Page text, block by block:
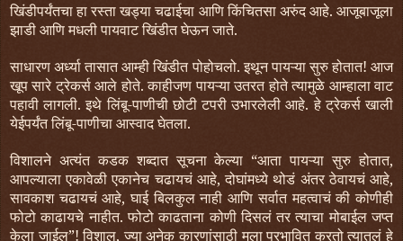
खिंडीपर्यंतचा हा रस्ता खड्या चढाईचा आणि किंचितसा अरुंद आहे. आजूबाजूला
झाडी आणि मधली पायवाट खिंडीत घेऊन जाते.
साधारण अर्ध्या तासात आम्ही खिंडीत पोहोचलो. इथून पायऱ्या सुरु होतात! आज
खूप सारे ट्रेकर्स आले होते. काहीजण पायऱ्या उतरत होते त्यामुळे आम्हाला वाट
पहावी लागली. इथे लिंबू-पाणीची छोटी टपरी उभारलेली आहे. हे ट्रेकर्स खाली
येईपर्यंत लिंबू-पाणीचा आस्वाद घेतला.
विशालने अत्यंत कडक शब्दात सूचना केल्या “आता पायऱ्या सुरु होतात,
आपल्याला एकावेळी एकानेच चढायचं आहे, दोघांमध्ये थोडं अंतर ठेवायचं आहे,
सावकाश चढायचं आहे, घाई बिलकुल नाही आणि सर्वात महत्वाचं की कोणीही
फोटो काढायचे नाहीत. फोटो काढताना कोणी दिसलं तर त्याचा मोबाईल जप्त
केला जाईल”! विशाल, ज्या अनेक कारणांसाठी मला प्रभावित करतो त्यातलं हे